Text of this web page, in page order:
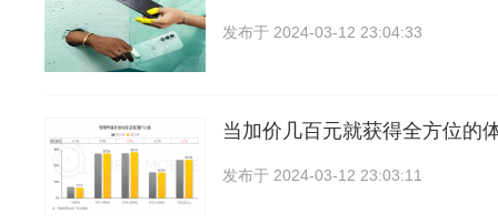
发布于 2024-03-12 23:04:33
当加价几百元就获得全方位的
发布于 2024-03-12 23:03:11